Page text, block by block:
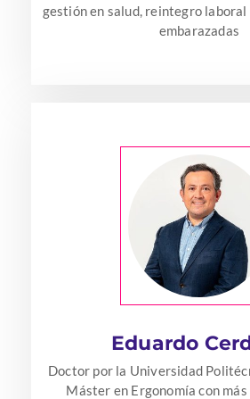
gestión en salud, reintegro
embarazadas
Eduardo
Doctor por la Universidad
Máster en Ergonomía con más